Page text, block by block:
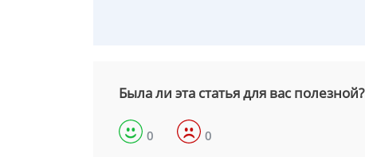
Была ли эта статья для вас полезной?
0 0